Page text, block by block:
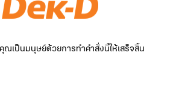
ณเป็นมนุษย์ด้วยการทำคำสั่งนี้ให้เสร็จสิ้น